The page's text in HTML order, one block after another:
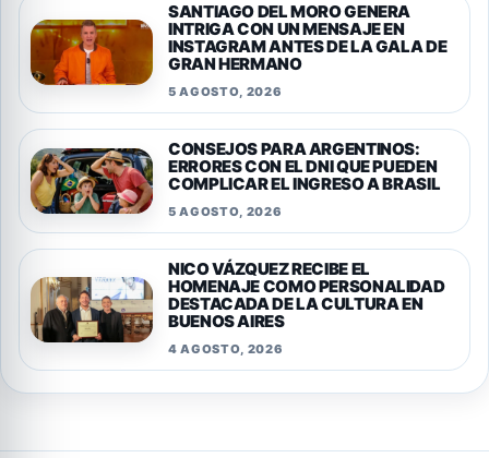
SANTIAGO DEL MORO GENERA
INTRIGA CON UN MENSAJE EN
INSTAGRAM ANTES DE LA GALA DE
GRAN HERMANO
5 AGOSTO, 2026
CONSEJOS PARA ARGENTINOS:
ERRORES CON EL DNI QUE PUEDEN
COMPLICAR EL INGRESO A BRASIL
5 AGOSTO, 2026
NICO VÁZQUEZ RECIBE EL
HOMENAJE COMO PERSONALIDAD
DESTACADA DE LA CULTURA EN
BUENOS AIRES
4 AGOSTO, 2026